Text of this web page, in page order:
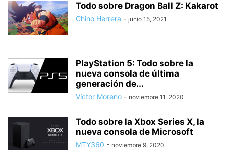
Todo sobre Dragon Ball Z: Kakarot
Chino Herrera - junio 15, 2021
PlayStation 5: Todo sobre la
nueva consola de última
generación de...
Víctor Moreno - noviembre 11, 2020
Todo sobre la Xbox Series X, la
nueva consola de Microsoft
MTY360 - noviembre 9, 2020